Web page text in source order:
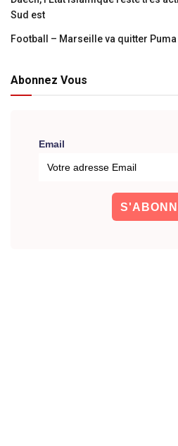
Sud est
Football – Marseille va quitter
Abonnez Vous
Email